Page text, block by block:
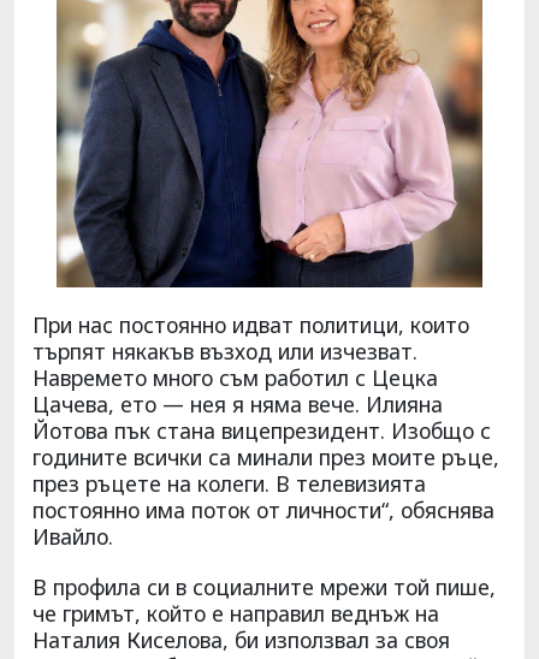
При нас постоянно идват политици, които
търпят някакъв възход или изчезват.
Навремето много съм работил с Цецка
Цачева, ето — нея я няма вече. Илияна
Йотова пък стана вицепрезидент. Изобщо с
годините всички са минали през моите ръце,
през ръцете на колеги. В телевизията
постоянно има поток от личности“, обяснява
Ивайло.
В профила си в социалните мрежи той пише,
че гримът, който е направил веднъж на
Наталия Киселова, би използвал за своя